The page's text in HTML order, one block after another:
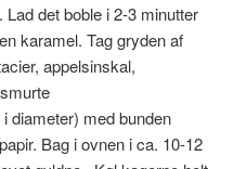
det boble i 2-3 minutter
karamel. Tag gryden af
appelsinskal,
diameter) med bunden
Bag i ovnen i ca. 10-12